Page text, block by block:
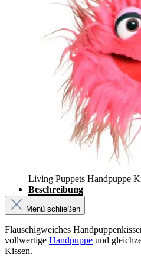
Living Puppets Handpuppe
Beschreibung
Menü schließen
Flauschigweiches
vollwertige Handpuppe und
Kissen.